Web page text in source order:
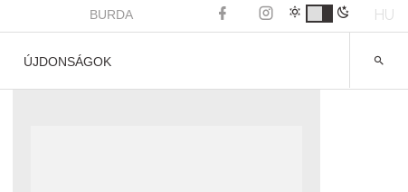
BURDA HU
ÚJDONSÁGOK